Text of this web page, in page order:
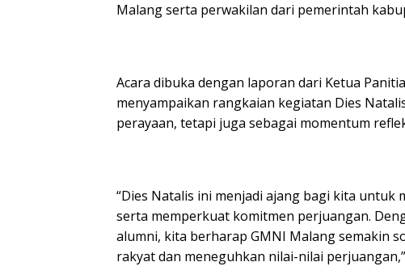
Malang serta perwakilan dari pemerintah
Acara dibuka dengan laporan dari Ketua
menyampaikan rangkaian kegiatan Dies
perayaan, tetapi juga sebagai momentum
“Dies Natalis ini menjadi ajang bagi kita untuk
serta memperkuat komitmen perjuangan.
alumni, kita berharap GMNI Malang semakin
rakyat dan meneguhkan nilai-nilai